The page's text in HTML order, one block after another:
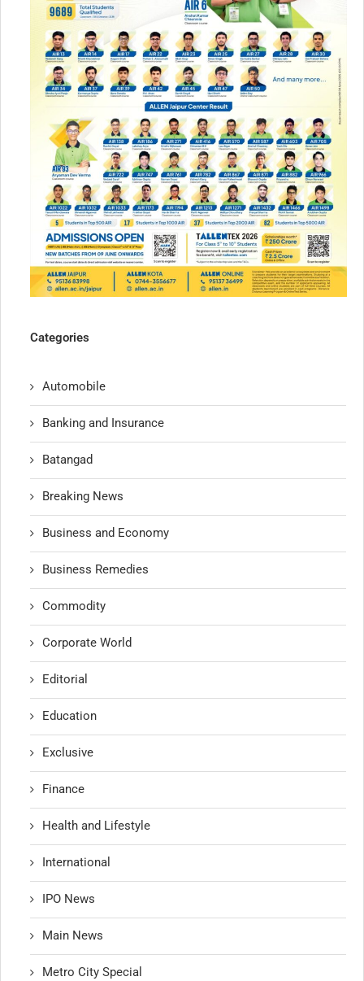
Categories
Automobile
Banking and Insurance
Batangad
Breaking News
Business and Economy
Business Remedies
Commodity
Corporate World
Editorial
Education
Exclusive
Finance
Health and Lifestyle
International
IPO News
Main News
Metro City Special